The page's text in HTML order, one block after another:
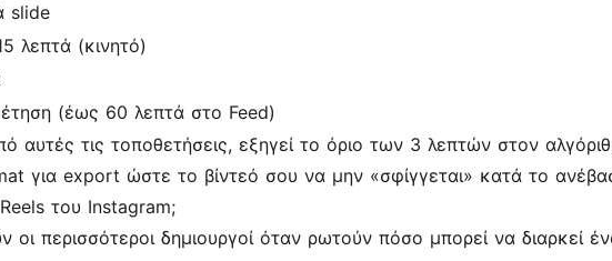
slide
λεπτά (κινητό)
(έως 60 λεπτά στο Feed)
αυτές τις τοποθετήσεις, εξηγεί το όριο των 3 λεπτών στον
για export ώστε το βίντεό σου να μην «σφίγγεται» κατά το
του Instagram;
οι περισσότεροι δημιουργοί όταν ρωτούν πόσο μπορεί να διαρκεί